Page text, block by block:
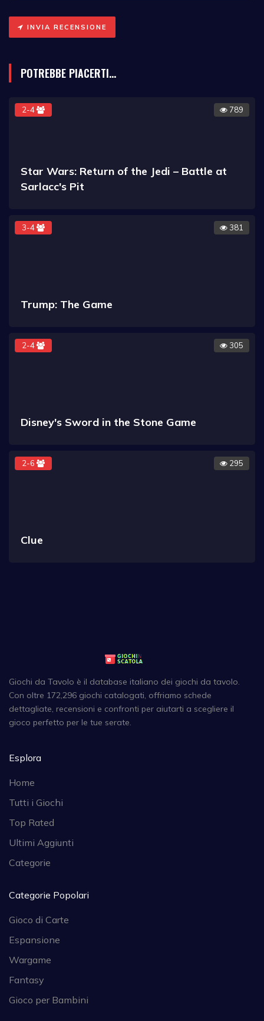
INVIA RECENSIONE
POTREBBE PIACERTI...
2-4 789
Star Wars: Return of the Jedi – Battle at
Sarlacc's Pit
3-4 381
Trump: The Game
2-4 305
Disney's Sword in the Stone Game
2-6 295
Clue
Giochi da Tavolo è il database italiano dei giochi da tavolo.
Con oltre 172,296 giochi catalogati, offriamo schede
dettagliate, recensioni e confronti per aiutarti a scegliere il
gioco perfetto per le tue serate.
Esplora
Home
Tutti i Giochi
Top Rated
Ultimi Aggiunti
Categorie
Categorie Popolari
Gioco di Carte
Espansione
Wargame
Fantasy
Gioco per Bambini